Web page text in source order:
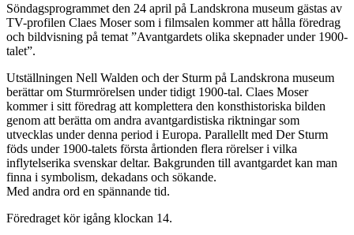
Söndagsprogrammet den 24 april på Landskrona museum gästas av
TV-profilen Claes Moser som i filmsalen kommer att hålla föredrag
och bildvisning på temat ”Avantgardets olika skepnader under 1900-
talet”.
Utställningen Nell Walden och der Sturm på Landskrona museum
berättar om Sturmrörelsen under tidigt 1900-tal. Claes Moser
kommer i sitt föredrag att komplettera den konsthistoriska bilden
genom att berätta om andra avantgardistiska riktningar som
utvecklas under denna period i Europa. Parallellt med Der Sturm
föds under 1900-talets första årtionden flera rörelser i vilka
inflytelserika svenskar deltar. Bakgrunden till avantgardet kan man
finna i symbolism, dekadans och sökande.
Med andra ord en spännande tid.
Föredraget kör igång klockan 14.